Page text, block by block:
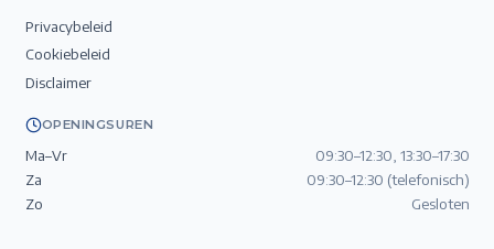
Privacybeleid
Cookiebeleid
Disclaimer
OPENINGSUREN
Ma–Vr
09:30–12:30, 13:30–17:30
Za
09:30–12:30 (telefonisch)
Zo
Gesloten